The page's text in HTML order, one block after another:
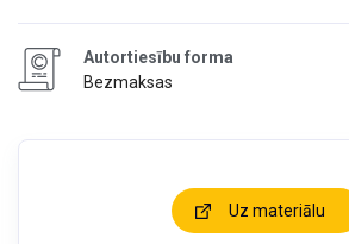
Autortiesību forma
Bezmaksas
Uz materiālu